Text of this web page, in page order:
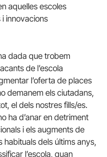
aquelles escoles
innovacions
dada que trobem
de l’escola
l’oferta de places
demanem els ciutadans,
el dels nostres fills/es.
ha d’anar en detriment
i els augments de
habituals dels últims anys,
l’escola, quan